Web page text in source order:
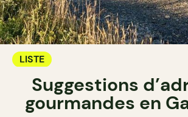
LISTE
Suggestions
gourmandes en